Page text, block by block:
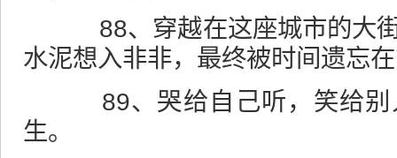
88、穿越在这座城市的大街
水泥想入非非，最终被时间遗忘
89、哭给自己听，笑给别
生。